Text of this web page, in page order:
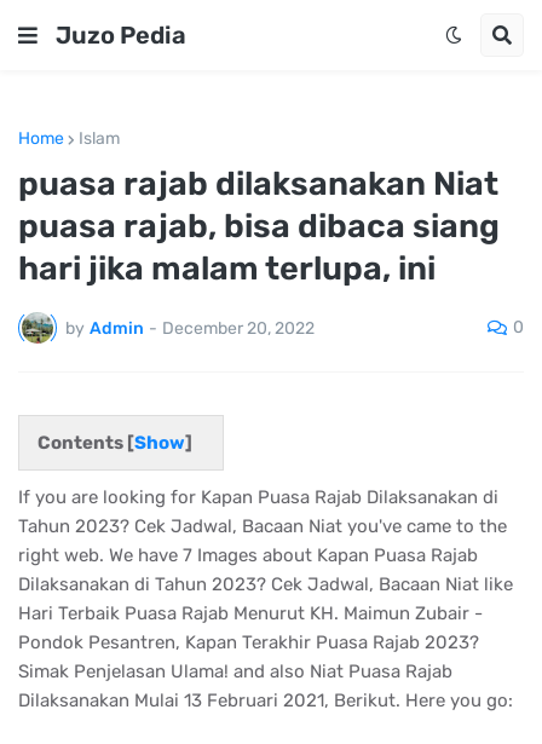
Juzo Pedia
Home Islam
puasa rajab dilaksanakan Niat
puasa rajab, bisa dibaca siang
hari jika malam terlupa, ini
by Admin - December 20, 2022 0
Contents [Show]
If you are looking for Kapan Puasa Rajab Dilaksanakan di
Tahun 2023? Cek Jadwal, Bacaan Niat you've came to the
right web. We have 7 Images about Kapan Puasa Rajab
Dilaksanakan di Tahun 2023? Cek Jadwal, Bacaan Niat like
Hari Terbaik Puasa Rajab Menurut KH. Maimun Zubair -
Pondok Pesantren, Kapan Terakhir Puasa Rajab 2023?
Simak Penjelasan Ulama! and also Niat Puasa Rajab
Dilaksanakan Mulai 13 Februari 2021, Berikut. Here you go: